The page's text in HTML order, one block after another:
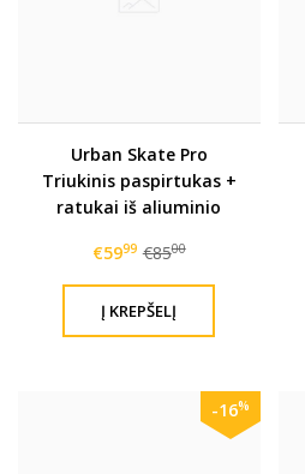
Urban Skate Pro
Triukinis paspirtukas +
ratukai iš aliuminio
€5999 €8500
-16%